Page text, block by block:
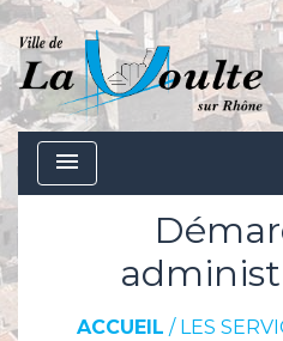
menu
ACCUEIL / LES